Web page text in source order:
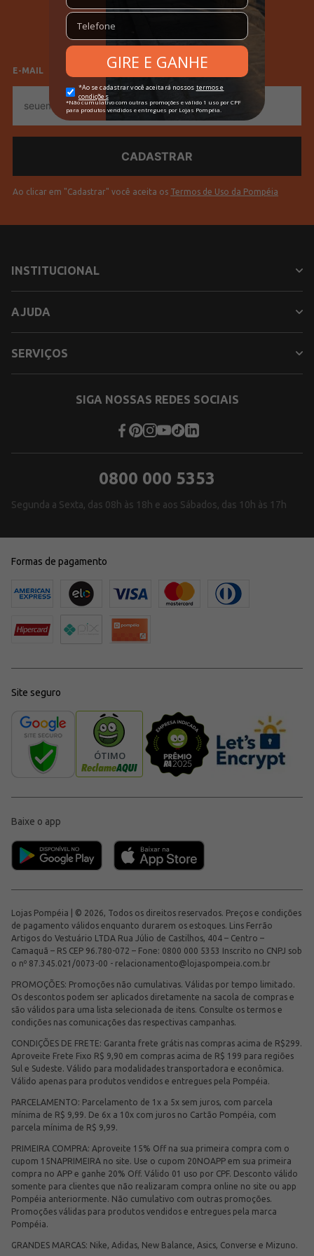
SELECIONE SEU GÊNERO
Feminino Masculino
E-MAIL
mail
Ao clicar em "Cadastrar" você aceita os Termos de Uso da Pompéia
INSTITUCIONAL
AJUDA
SERVIÇOS
SIGA NOSSAS REDES SOCIAIS
0800 000 5353
Segunda a Sexta, das 08h às 18h e aos Sábados, das 10h às 17h
Formas de pagamento
Site seguro
Baixe o app
Lojas Pompéia | © 2026, Todos os direitos reservados. Preços e condições
de pagamento válidos enquanto durarem os estoques. Lins Ferrão
Artigos do Vestuário LTDA Rua Júlio de Castilhos, 404 – Centro –
Camaquã – RS CEP 96.780-072 – Fone: 0800 000 5353 Inscrito no CNPJ sob
o nº 87.345.021/0073-00 - relacionamento@lojaspompeia.com.br
PROMOÇÕES: Promoções não cumulativas. Válidas por tempo limitado.
Os descontos podem ser aplicados diretamente na sacola de compras e
são válidos para uma lista selecionada de itens. Consulte os termos e
condições nas comunicações das respectivas campanhas.
CONDIÇÕES DE FRETE: Garanta frete grátis nas compras acima de R$299.
Aproveite Frete Fixo R$ 9,90 em compras acima de R$ 199 para regiões
Sul e Sudeste. Válido para modalidades transportadora e econômica.
Válido apenas para produtos vendidos e entregues pela Pompéia.
PARCELAMENTO: Parcelamento de 1x a 5x sem juros, com parcela
mínima de R$ 9,99. De 6x a 10x com juros no Cartão Pompéia, com
parcela mínima de R$ 9,99.
PRIMEIRA COMPRA: Aproveite 15% Off na sua primeira compra com o
cupom 15NAPRIMEIRA no site. Use o cupom 20NOAPP em sua primeira
compra no APP e ganhe 20% Off. Válido 01 uso por CPF. Desconto válido
somente para clientes que não realizaram compra online no site ou app
Pompéia anteriormente. Não cumulativo com outras promoções.
Promoções válidas para produtos vendidos e entregues pela marca
Pompéia.
GRANDES MARCAS: Nike, Adidas, New Balance, Asics, Converse e Mizuno.